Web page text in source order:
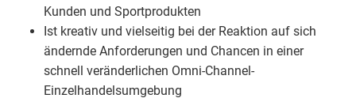
Kunden und Sportprodukten
Ist kreativ und vielseitig bei der Reaktion auf sich
ändernde Anforderungen und Chancen in einer
schnell veränderlichen Omni-Channel-
Einzelhandelsumgebung